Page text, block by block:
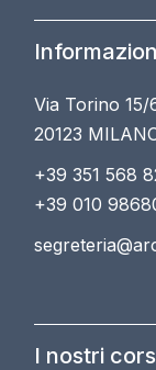
Via Torino 15/
20123
+39 351 568
+39 010
I nostri